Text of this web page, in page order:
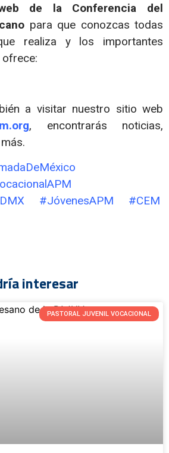
de la Conferencia del
para que conozcas todas
realiza y los importantes
a visitar nuestro sitio web
, encontrarás noticias,
#JóvenesAPM #CEM
interesar
PASTORAL JUVENIL VOCACIONAL